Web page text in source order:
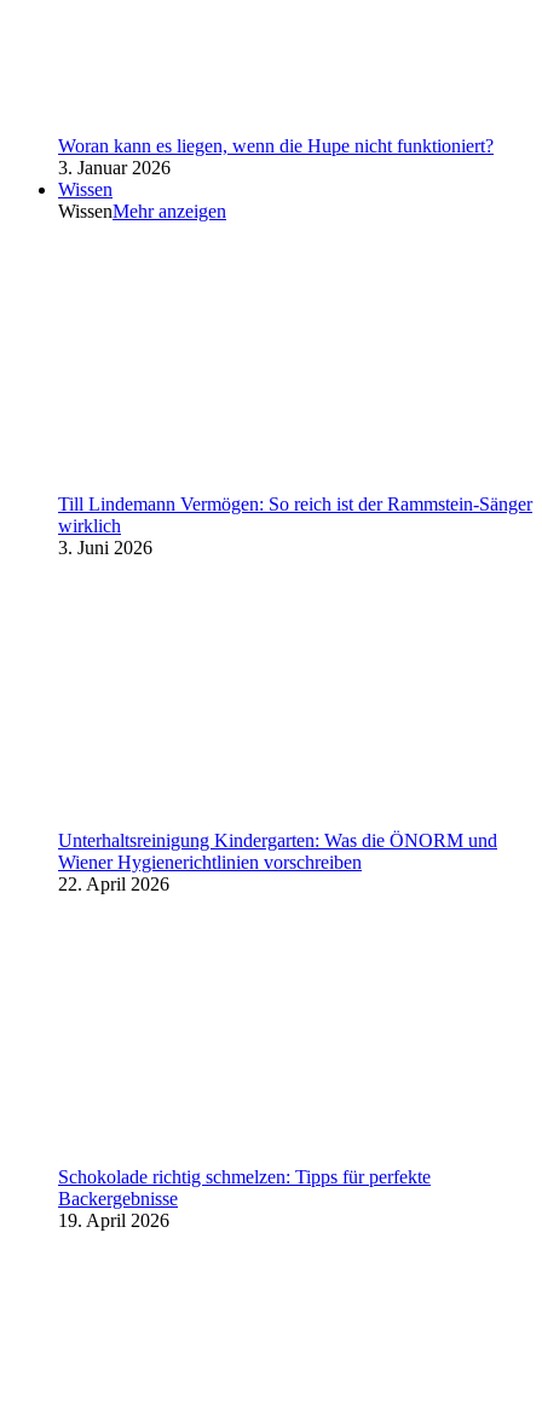
Woran kann es liegen, wenn die Hupe nicht funktioniert?
3. Januar 2026
Wissen
WissenMehr anzeigen
Till Lindemann Vermögen: So reich ist der Rammstein-Sänger
wirklich
3. Juni 2026
Unterhaltsreinigung Kindergarten: Was die ÖNORM und
Wiener Hygienerichtlinien vorschreiben
22. April 2026
Schokolade richtig schmelzen: Tipps für perfekte
Backergebnisse
19. April 2026